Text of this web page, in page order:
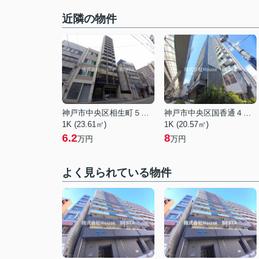
近隣の物件
神戸市中央区相生町５丁目
1K (23.61㎡)
6.2万円
神戸市中央区国香通４丁目
1K (20.57㎡)
8万円
よく見られている物件